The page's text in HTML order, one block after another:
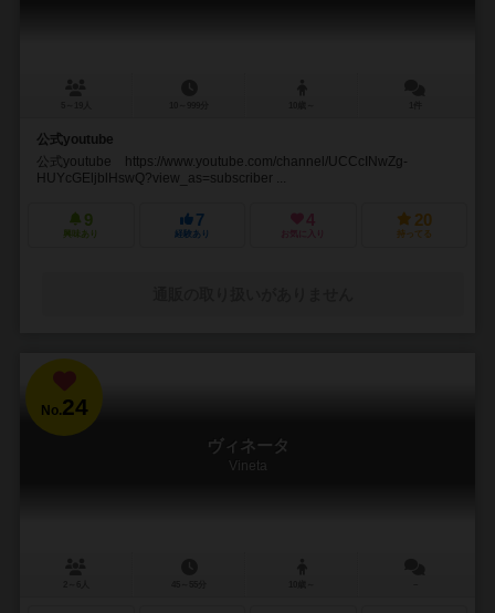
公式youtube
公式youtube https://www.youtube.com/channel/UCCcINwZg-
HUYcGEljblHswQ?view_as=subscriber ...
9
興味あり
7
経験あり
4
お気に入り
20
持ってる
No.24
ヴィネータ
Vineta